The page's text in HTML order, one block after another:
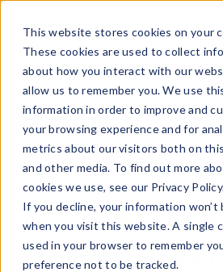
This website stores cookies on your
These cookies are used to collect
about how you interact with our
allow us to remember you. We use
information in order to improve and
your browsing experience and for
metrics about our visitors both on
and other media. To find out more
cookies we use, see our Privacy
If you decline, your information won’t
when you visit this website. A single
used in your browser to remember
preference not to be tracked.
24 JANV. 2025 02:14:56 | SELL
20 résolutions
An qui
votre
commerce